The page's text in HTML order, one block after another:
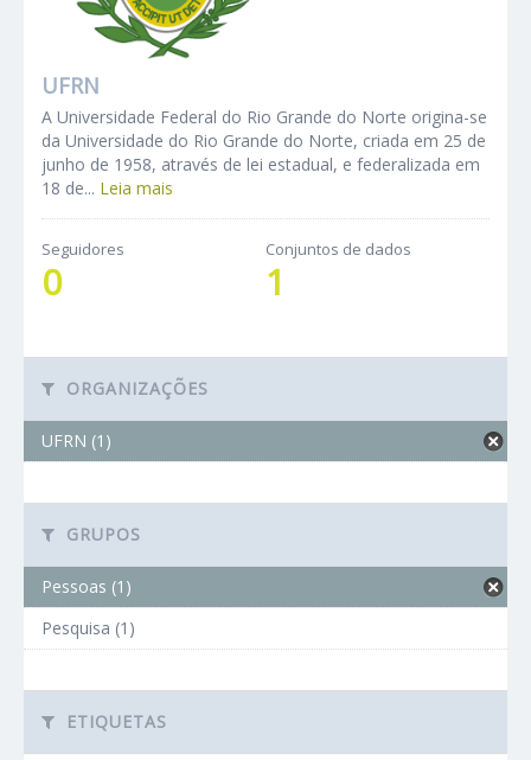
UFRN
A Universidade Federal do Rio Grande do Norte origina-se
da Universidade do Rio Grande do Norte, criada em 25 de
junho de 1958, através de lei estadual, e federalizada em
18 de... Leia mais
Seguidores
0
Conjuntos de dados
1
ORGANIZAÇÕES
UFRN (1)
GRUPOS
Pessoas (1)
Pesquisa (1)
ETIQUETAS